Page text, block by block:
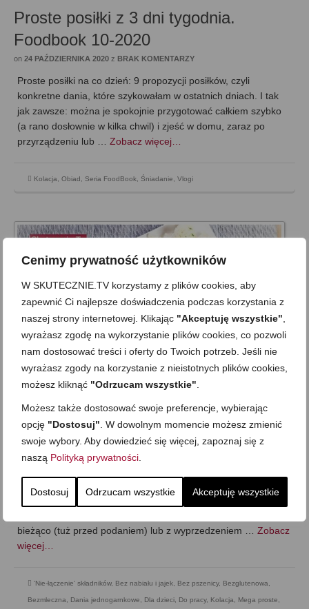
Cenimy prywatność użytkowników
W SKUTECZNIE.TV korzystamy z plików cookies, aby
zapewnić Ci najlepsze doświadczenia podczas korzystania z
naszej strony internetowej. Klikając "Akceptuję wszystkie"
wyrażasz zgodę na wykorzystanie plików cookies, co pozwoli
nam dostosować treści i oferty do Twoich potrzeb. Jeśli nie
wyrażasz zgody na korzystanie z nieistotnych plików cookies,
możesz kliknąć "Odrzucam wszystkie"
Możesz także dostosować swoje preferencje, wybierając
opcję "Dostosuj" . W dowolnym momencie możesz zmienić
swoje wybory. Aby dowiedzieć się więcej, zapoznaj się z
naszą Polityką prywatności
Dostosuj Odrzucam wszystkie Akceptuję wszystkie
Proste posiłki z 3 dni tygodnia.
Foodbook 10-2020
on 24 PAŹDZIERNIKA 2020 z BRAK KOMENTARZY
Proste posiłki na co dzień: 9 propozycji posiłków, czyli
konkretne dania, które szykowałam w ostatnich dniach. I tak
jak zawsze: można je spokojnie przygotować całkiem szybko
(a rano dosłownie w kilka chwil) i zjeść w domu, zaraz po
przyrządzeniu lub … Zobacz więcej…
Kolacja, Obiad , Seria FoodBook, Śniadanie, Vlogi
Odżywcze curry z soczewicą, cukinią i
grzybami
17 PAŹDZIERNIKA 2020 6 KOMENTARZY
roku;) Curry z soczewicą jest szybkie i sprawne do
bieżąco (tuż przed podaniem) lub z wyprzedzeniem … Zobacz
więcej…
'Nie-łączenie' składników, Bez nabiału i jajek Bez pszenicy, Bezglutenowa
Bezmleczna Dania jednogarnkowe Dla dzieci Do pracy, Kolacja Mega proste